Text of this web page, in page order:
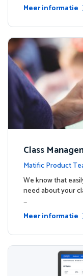
Meer informatie
Class
!Matific Product
s
We know that
need about your
…
Meer informatie